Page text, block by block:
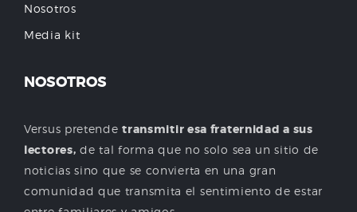
Nosotros
Media kit
NOSOTROS
Versus pretendetransmitir esa fraternidad a sus
lectores, de tal forma que no solo sea un sitio de
noticias sino que se convierta en una gran
comunidad que transmita el sentimiento de estar